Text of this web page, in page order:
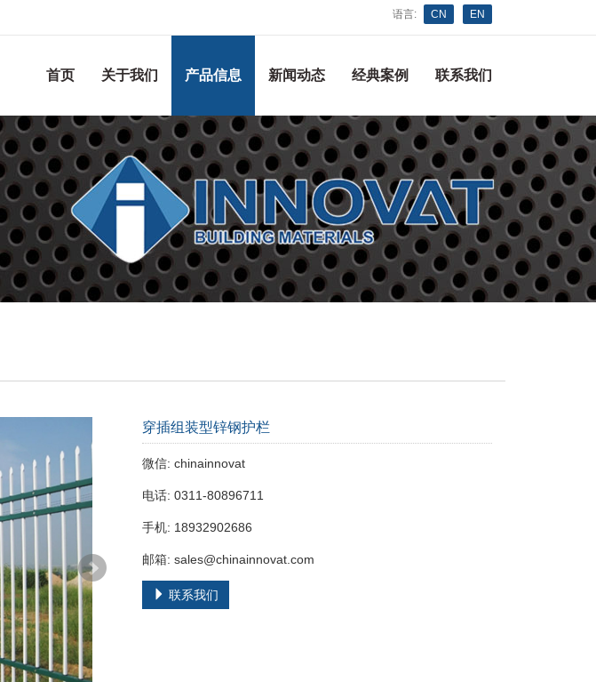
语言: CN EN
首页 关于我们 产品信息 新闻动态 经典案例 联系我们
穿插组装型锌钢护栏
微信: chinainnovat
电话: 0311-80896711
手机: 18932902686
邮箱: sales@chinainnovat.com
联系我们